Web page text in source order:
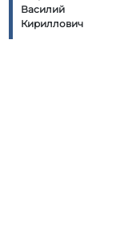
Василий
Кириллович